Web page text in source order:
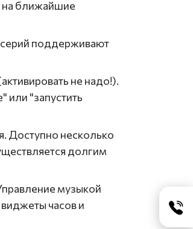
на ближайшие
поддерживают
не надо!).
или "запустить
Доступно несколько
долгим
музыкой
часов и